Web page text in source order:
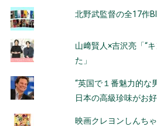
北野武監督の全17作
山﨑賢人×吉沢亮「“
た」
“英国で１番魅力的な
日本の高級珍味がお好
映画クレヨンしんち